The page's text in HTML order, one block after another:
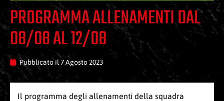
PROGRAMMA ALLENAMENTI DAL
08/08 AL 12/08
Pubblicato il 7 Agosto 2023
Il programma degli allenamenti della squadra